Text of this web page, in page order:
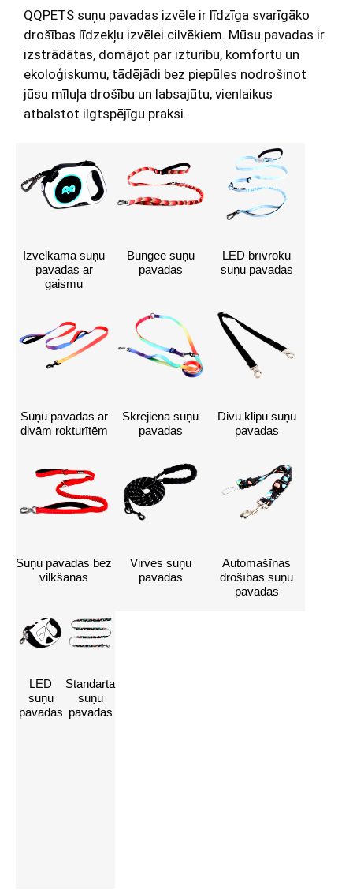
QQPETS suņu pavadas izvēle ir līdzīga svarīgāko
drošības līdzekļu izvēlei cilvēkiem. Mūsu pavadas ir
izstrādātas, domājot par izturību, komfortu un
ekoloģiskumu, tādējādi bez piepūles nodrošinot
jūsu mīluļa drošību un labsajūtu, vienlaikus
atbalstot ilgtspējīgu praksi.
Izvelkama suņu
pavadas ar
gaismu
Bungee suņu
pavadas
LED brīvroku
suņu pavadas
Suņu pavadas ar
divām rokturītēm
Skrējiena suņu
pavadas
Divu klipu suņu
pavadas
Suņu pavadas bez
vilkšanas
Virves suņu
pavadas
Automašīnas
drošības suņu
pavadas
LED
suņu
pavadas
Standarta
suņu
pavadas